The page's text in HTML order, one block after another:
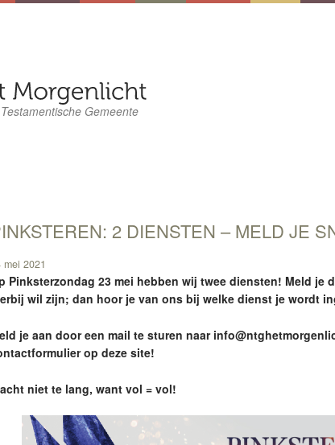
Gemeente
2 DIENSTEN – MELD JE
mei 2021
Pinksterzondag 23 mei hebben wij twee diensten! Meld je
wil zijn; dan hoor je van ons bij welke dienst je wordt
je aan door een mail te sturen naar
op deze site!
niet te lang, want vol = vol!